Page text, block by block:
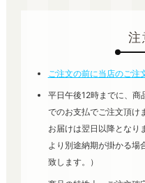
注
ご注文の前に当店のご注
平日午後12時までに、商
でのお支払でご注文頂け
お届けは翌日以降となり
より別途納期が掛かる場
致します。）